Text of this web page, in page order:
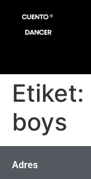
Etiket:
boys
Adres